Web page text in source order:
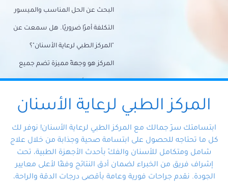
البحث عن الحل المناسب والميسور
التكلفة أمرًا ضروريًا. هل سمعت عن
"المركز الطبي لرعاية الأسنان"؟
المركز هو وجهةً مميزة تضم جميع
احتياجات الأسنان تحت سقف واحد،
وتضمن لك حلاً شاملًا لجميع
المتخصص ذوي الخبرة، ستجد نفسك
في أيد أمينة تلبي احتياجاتك بكل
احترافية ودقة.
المركز الطبي لرعاية الأسنان
ابتسامتك سرّ جمالك مع المركز الطبي لرعاية الأسنان! نوفر لك
كل ما تحتاجه للحصول على ابتسامة صحية وجذابة من خلال علاج
شامل ومتكامل للأسنان والفكّ بأحدث الأجهزة الطبية، تحت
إشراف فريق من الخبراء لضمان أدق النتائج وفقًا لأعلى معايير
الجودة. نقدم جراحات فورية وعامة بأقصى درجات الدقة والراحة،